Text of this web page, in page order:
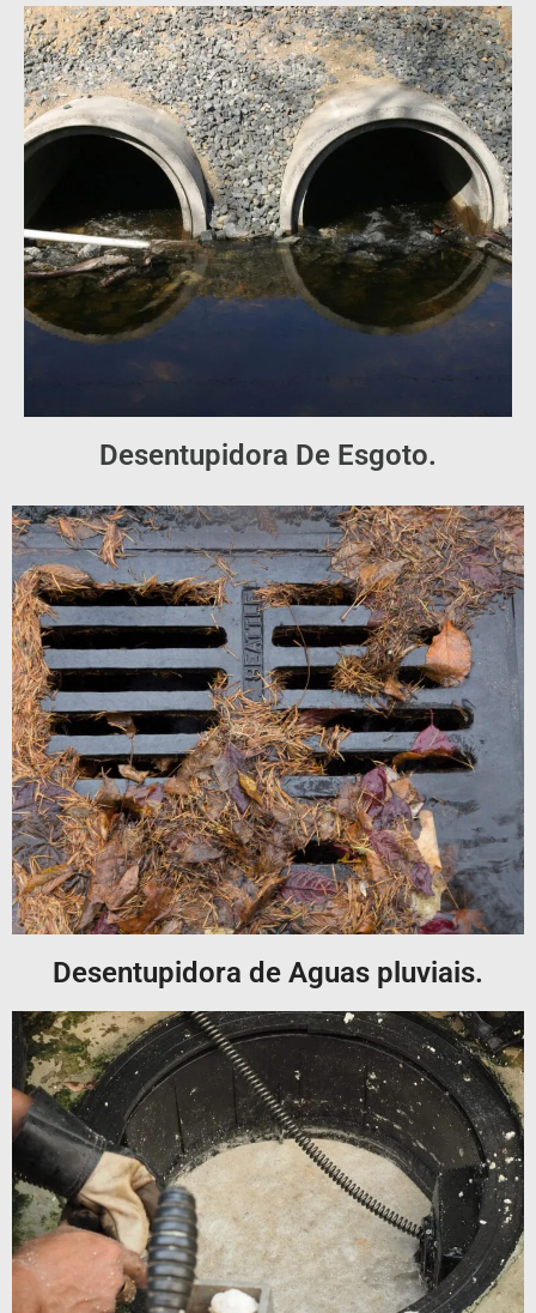
Desentupidora De Esgoto.
Desentupidora de Aguas pluviais.